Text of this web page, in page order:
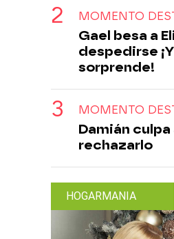
MOMENTO
Gael besa a
despedirse
sorprende!
MOMENTO
Damián culpa
rechazarlo
HOGARMANIA